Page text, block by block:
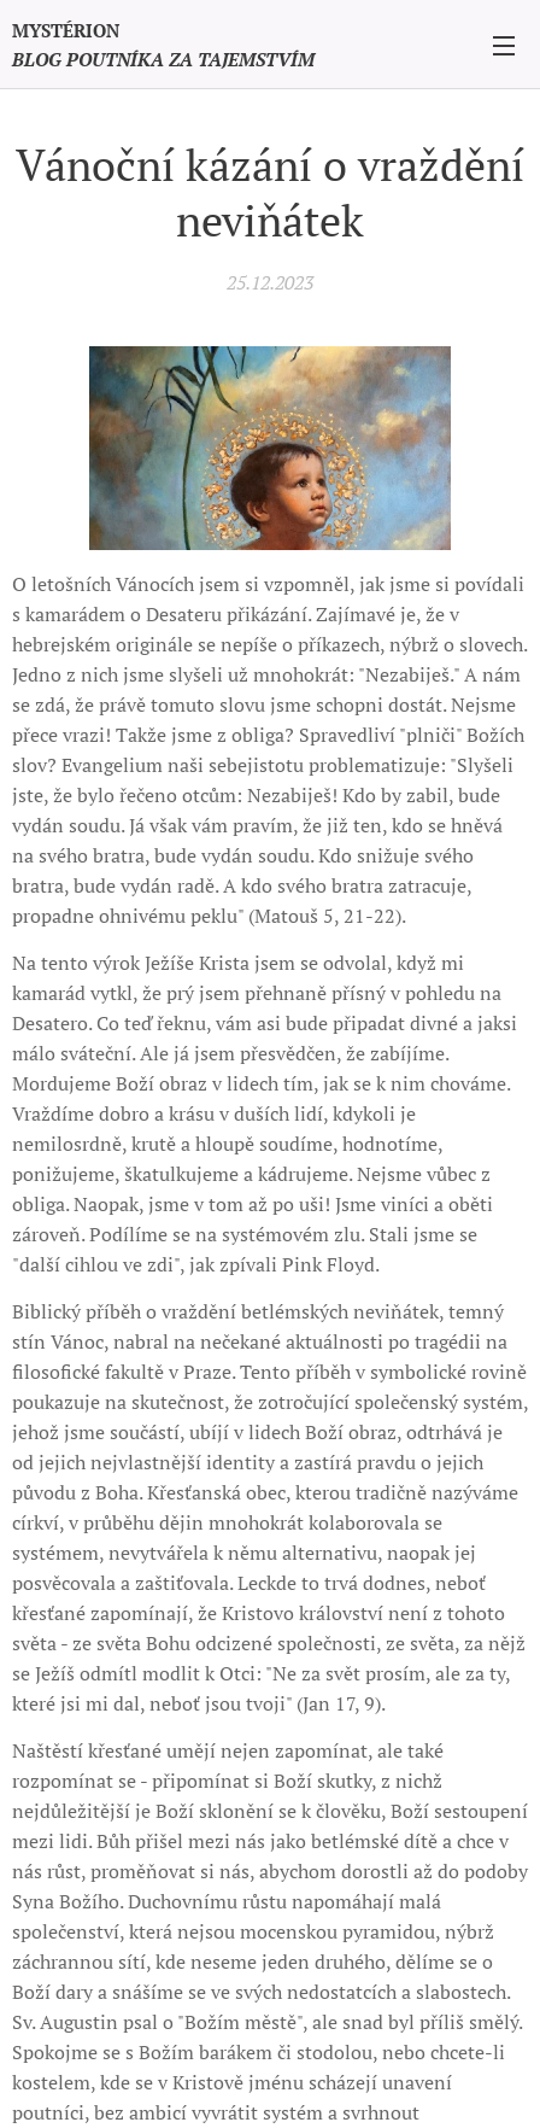
MYSTÉRION
BLOG POUTNÍKA ZA TAJEMSTVÍM
Vánoční kázání o vraždění
neviňátek
25.12.2023
O letošních Vánocích jsem si vzpomněl, jak jsme si povídali
s kamarádem o Desateru přikázání. Zajímavé je, že v
hebrejském originále se nepíše o příkazech, nýbrž o slovech.
Jedno z nich jsme slyšeli už mnohokrát: "Nezabiješ." A nám
se zdá, že právě tomuto slovu jsme schopni dostát. Nejsme
přece vrazi! Takže jsme z obliga? Spravedliví "plniči" Božích
slov? Evangelium naši sebejistotu problematizuje: "Slyšeli
jste, že bylo řečeno otcům: Nezabiješ! Kdo by zabil, bude
vydán soudu. Já však vám pravím, že již ten, kdo se hněvá
na svého bratra, bude vydán soudu. Kdo snižuje svého
bratra, bude vydán radě. A kdo svého bratra zatracuje,
propadne ohnivému peklu" (Matouš 5, 21-22).
Na tento výrok Ježíše Krista jsem se odvolal, když mi
kamarád vytkl, že prý jsem přehnaně přísný v pohledu na
Desatero. Co teď řeknu, vám asi bude připadat divné a jaksi
málo sváteční. Ale já jsem přesvědčen, že zabíjíme.
Mordujeme Boží obraz v lidech tím, jak se k nim chováme.
Vraždíme dobro a krásu v duších lidí, kdykoli je
nemilosrdně, krutě a hloupě soudíme, hodnotíme,
ponižujeme, škatulkujeme a kádrujeme. Nejsme vůbec z
obliga. Naopak, jsme v tom až po uši! Jsme viníci a oběti
zároveň. Podílíme se na systémovém zlu. Stali jsme se
"další cihlou ve zdi", jak zpívali Pink Floyd.
Biblický příběh o vraždění betlémských neviňátek, temný
stín Vánoc, nabral na nečekané aktuálnosti po tragédii na
filosofické fakultě v Praze. Tento příběh v symbolické rovině
poukazuje na skutečnost, že zotročující společenský systém,
jehož jsme součástí, ubíjí v lidech Boží obraz, odtrhává je
od jejich nejvlastnější identity a zastírá pravdu o jejich
původu z Boha. Křesťanská obec, kterou tradičně nazýváme
církví, v průběhu dějin mnohokrát kolaborovala se
systémem, nevytvářela k němu alternativu, naopak jej
posvěcovala a zaštiťovala. Leckde to trvá dodnes, neboť
křesťané zapomínají, že Kristovo království není z tohoto
světa - ze světa Bohu odcizené společnosti, ze světa, za nějž
se Ježíš odmítl modlit k Otci: "Ne za svět prosím, ale za ty,
které jsi mi dal, neboť jsou tvoji" (Jan 17, 9).
Naštěstí křesťané umějí nejen zapomínat, ale také
rozpomínat se - připomínat si Boží skutky, z nichž
nejdůležitější je Boží sklonění se k člověku, Boží sestoupení
mezi lidi. Bůh přišel mezi nás jako betlémské dítě a chce v
nás růst, proměňovat si nás, abychom dorostli až do podoby
Syna Božího. Duchovnímu růstu napomáhají malá
společenství, která nejsou mocenskou pyramidou, nýbrž
záchrannou sítí, kde neseme jeden druhého, dělíme se o
Boží dary a snášíme se ve svých nedostatcích a slabostech.
Sv. Augustin psal o "Božím městě", ale snad byl příliš smělý.
Spokojme se s Božím barákem či stodolou, nebo chcete-li
kostelem, kde se v Kristově jménu scházejí unavení
poutníci, bez ambicí vyvrátit systém a svrhnout